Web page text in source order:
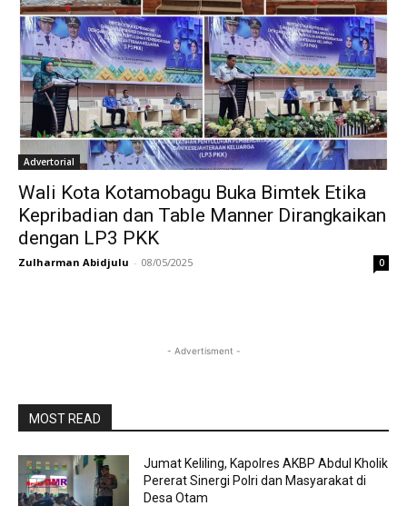
Advertorial
Wali Kota Kotamobagu Buka Bimtek Etika
Kepribadian dan Table Manner Dirangkaikan
dengan LP3 PKK
Zulharman Abidjulu - 08/05/2025 0
- Advertisment -
MOST READ
Jumat Keliling, Kapolres AKBP Abdul Kholik
Pererat Sinergi Polri dan Masyarakat di
Desa Otam